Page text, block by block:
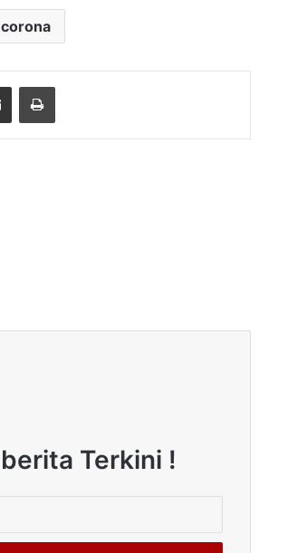
Share via Email Print
Terkini !